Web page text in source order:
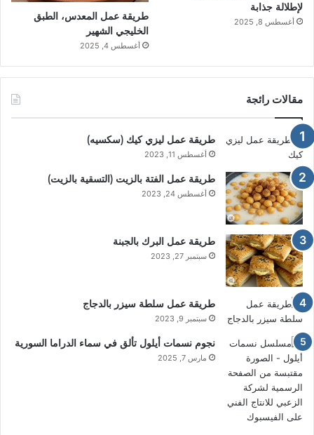
لإطلالة جذابة
أغسطس 8, 2025
طريقة عمل المعدس، الطبق
الخليجي الشهير
أغسطس 4, 2025
مقالات رائجة
طريقة عمل ليزي كيك (سكسيه)
أغسطس 11, 2023
طريقة عمل الفتة بالزيت (التسقية بالزيت)
أغسطس 24, 2023
طريقة عمل البرك بالجبنة
سبتمبر 27, 2023
طريقة عمل سلطة سيزر بالدجاج
سبتمبر 9, 2023
نجوم نسمات أيلول تألق في سماء الدراما السورية
مارس 7, 2025